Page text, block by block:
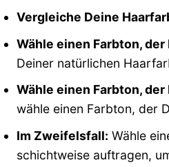
Vergleiche Deine
Wähle einen Farbton,
Deiner natürlichen
Wähle einen Farbton,
wähle einen Farbton, der
Im Zweifelsfall: Wähle
schichtweise auftragen,